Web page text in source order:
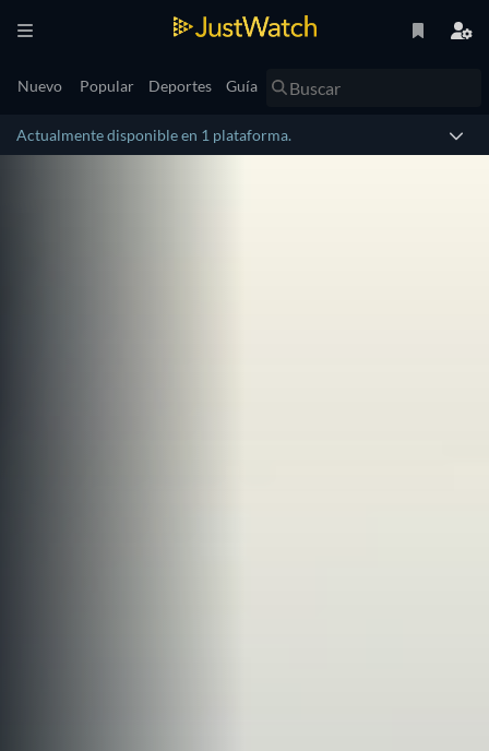
Nuevo Popular Deportes Guía
Actualmente disponible en 1 plataforma.